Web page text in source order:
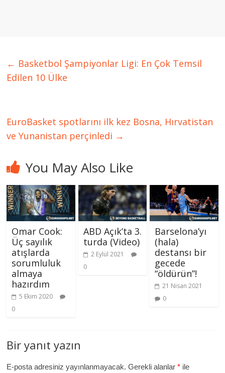
← Basketbol Şampiyonlar Ligi: En Çok Temsil
Edilen 10 Ülke
EuroBasket spotlarını ilk kez Bosna, Hırvatistan
ve Yunanistan perçinledi →
You May Also Like
Omar Cook:
Üç sayılık
atışlarda
sorumluluk
almaya
hazırdım
5 Ekim 2020
0
ABD Açık’ta 3.
turda (Video)
2 Eylül 2021
0
Barselona’yı
(hala)
destansı bir
gecede
“öldürün”!
21 Nisan 2021
0
Bir yanıt yazın
E-posta adresiniz yayınlanmayacak. Gerekli alanlar* ile